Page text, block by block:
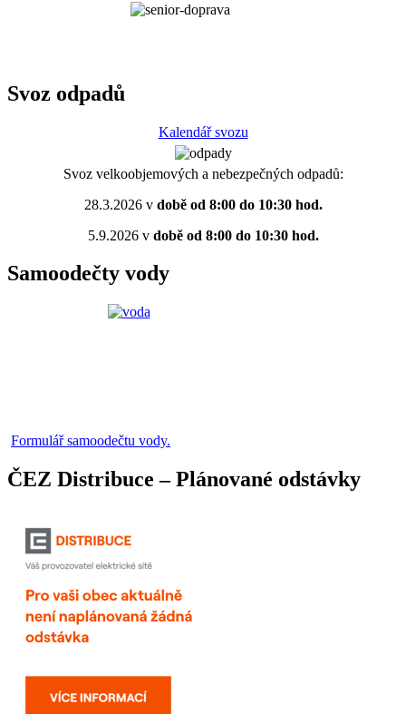
Svoz odpadů
Kalendář svozu
Svoz velkoobjemových a nebezpečných odpadů:
28.3.2026 vdobě od 8:00 do 10:30 hod.
5.9.2026 vdobě od 8:00 do 10:30 hod.
Samoodečty vody
Formulář samoodečtu vody.
ČEZ Distribuce – Plánované odstávky